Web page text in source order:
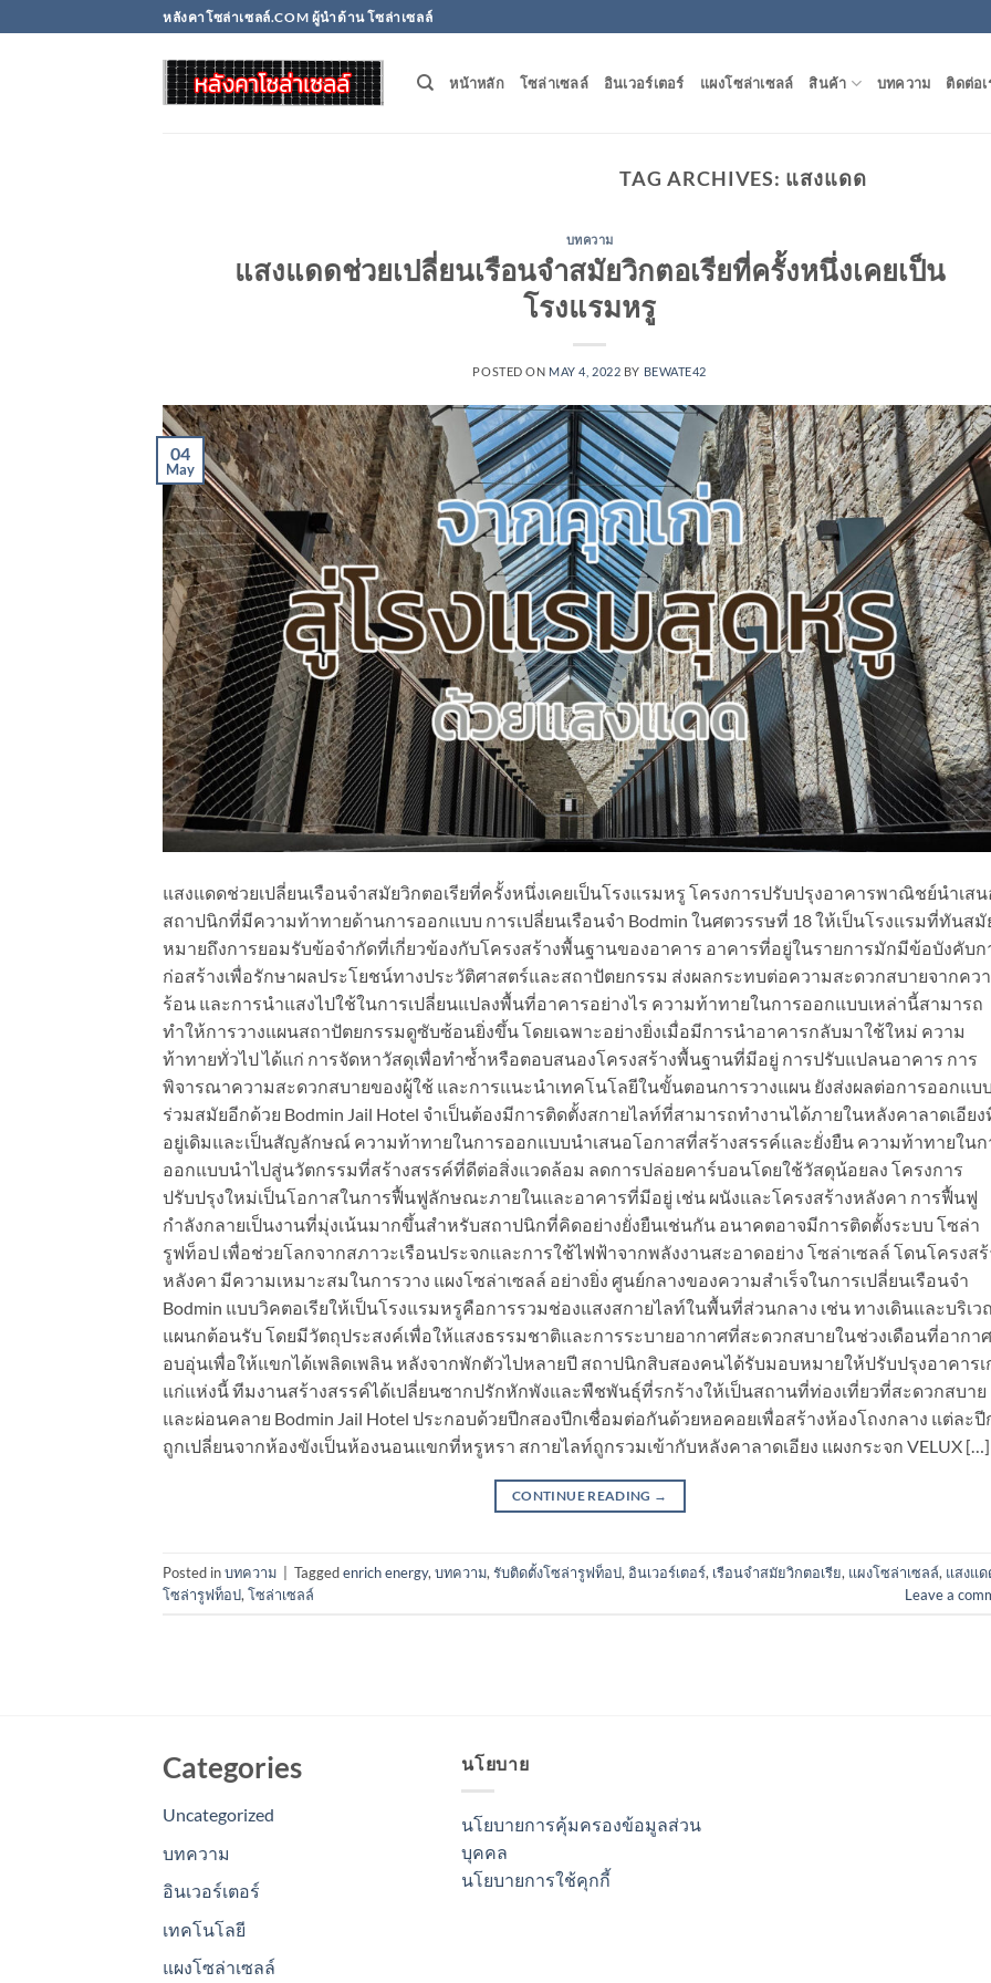
to
หลังคาโซล่าเซลล์.COM ผู้นำด้าน โซล่าเซลล์
หน้าหลัก โซล่าเซลล์ อินเวอร์เตอร์ แผงโซล่าเซลล์ สินค้า บทความ ติดต่อเ
TAG ARCHIVES: แสงแดด
บทความ
แสงแดดช่วยเปลี่ยนเรือนจำสมัยวิกตอเรียที่ครั้งหนึ่งเคยเป็น
โรงแรมหรู
POSTED ON MAY 4, 2022 BY BEWATE42
04
May
แสงแดดช่วยเปลี่ยนเรือนจำสมัยวิกตอเรียที่ครั้งหนึ่งเคยเป็นโรงแรมหรู โครงการปรับปรุงอาคารพาณิชย์นำเสน
สถาปนิกที่มีความท้าทายด้านการออกแบบ การเปลี่ยนเรือนจำ Bodmin ในศตวรรษที่ 18 ให้เป็นโรงแรมที่ทันสมั
หมายถึงการยอมรับข้อจำกัดที่เกี่ยวข้องกับโครงสร้างพื้นฐานของอาคาร อาคารที่อยู่ในรายการมักมีข้อบังคับก
ก่อสร้างเพื่อรักษาผลประโยชน์ทางประวัติศาสตร์และสถาปัตยกรรม ส่งผลกระทบต่อความสะดวกสบายจากคว
ร้อน และการนำแสงไปใช้ในการเปลี่ยนแปลงพื้นที่อาคารอย่างไร ความท้าทายในการออกแบบเหล่านี้สามารถ
ทำให้การวางแผนสถาปัตยกรรมดูซับซ้อนยิ่งขึ้น โดยเฉพาะอย่างยิ่งเมื่อมีการนำอาคารกลับมาใช้ใหม่ ความ
ท้าทายทั่วไป ได้แก่ การจัดหาวัสดุเพื่อทำซ้ำหรือตอบสนองโครงสร้างพื้นฐานที่มีอยู่ การปรับแปลนอาคาร การ
พิจารณาความสะดวกสบายของผู้ใช้ และการแนะนำเทคโนโลยีในขั้นตอนการวางแผน ยังส่งผลต่อการออกแบบ
ร่วมสมัยอีกด้วย Bodmin Jail Hotel จำเป็นต้องมีการติดตั้งสกายไลท์ที่สามารถทำงานได้ภายในหลังคาลาดเอีย
อยู่เดิมและเป็นสัญลักษณ์ ความท้าทายในการออกแบบนำเสนอโอกาสที่สร้างสรรค์และยั่งยืน ความท้าทายในก
ออกแบบนำไปสู่นวัตกรรมที่สร้างสรรค์ที่ดีต่อสิ่งแวดล้อม ลดการปล่อยคาร์บอนโดยใช้วัสดุน้อยลง โครงการ
ปรับปรุงใหม่เป็นโอกาสในการฟื้นฟูลักษณะภายในและอาคารที่มีอยู่ เช่น ผนังและโครงสร้างหลังคา การฟื้นฟู
กำลังกลายเป็นงานที่มุ่งเน้นมากขึ้นสำหรับสถาปนิกที่คิดอย่างยั่งยืนเช่นกัน อนาคตอาจมีการติดตั้งระบบ โซล่า
รูฟท็อป เพื่อช่วยโลกจากสภาวะเรือนประจกและการใช้ไฟฟ้าจากพลังงานสะอาดอย่าง โซล่าเซลล์ โดนโครงสร้
หลังคา มีความเหมาะสมในการวาง แผงโซล่าเซลล์ อย่างยิ่ง ศูนย์กลางของความสำเร็จในการเปลี่ยนเรือนจำ
Bodmin แบบวิคตอเรียให้เป็นโรงแรมหรูคือการรวมช่องแสงสกายไลท์ในพื้นที่ส่วนกลาง เช่น ทางเดินและบริเ
แผนกต้อนรับ โดยมีวัตถุประสงค์เพื่อให้แสงธรรมชาติและการระบายอากาศที่สะดวกสบายในช่วงเดือนที่อากาศ
อบอุ่นเพื่อให้แขกได้เพลิดเพลิน หลังจากพักตัวไปหลายปี สถาปนิกสิบสองคนได้รับมอบหมายให้ปรับปรุงอาคารเ
แก่แห่งนี้ ทีมงานสร้างสรรค์ได้เปลี่ยนซากปรักหักพังและพืชพันธุ์ที่รกร้างให้เป็นสถานที่ท่องเที่ยวที่สะดวกสบาย
และผ่อนคลาย Bodmin Jail Hotel ประกอบด้วยปีกสองปีกเชื่อมต่อกันด้วยหอคอยเพื่อสร้างห้องโถงกลาง แต่ละปี
ถูกเปลี่ยนจากห้องขังเป็นห้องนอนแขกที่หรูหรา สกายไลท์ถูกรวมเข้ากับหลังคาลาดเอียง แผงกระจก VELUX […]
CONTINUE READING →
Posted inบทความ | Taggedenrich energy, บทความ, รับติดตั้งโซล่ารูฟท็อป, อินเวอร์เตอร์, เรือนจำสมัยวิกตอเรีย, แผงโซล่าเซลล์, แสงแด
โซล่ารูฟท็อป, โซล่าเซลล์ Leave a
Categories
Uncategorized
บทความ
อินเวอร์เตอร์
เทคโนโลยี
แผงโซล่าเซลล์
นโยบาย
นโยบายการคุ้มครองข้อมูลส่วน
บุคคล
นโยบายการใช้คุกกี้